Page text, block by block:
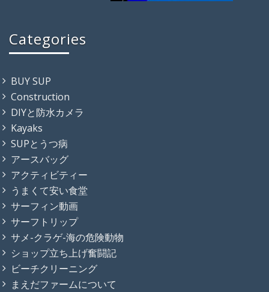
Categories
BUY SUP
Construction
DIYと防水カメラ
Kayaks
SUPとうつ病
アースバッグ
アクティビティー
うまくて安い食堂
サーフィン動画
サーフトリップ
サメ-クラゲ-海の危険動物
ショップ立ち上げ奮闘記
ビーチクリーニング
まえだファームについて